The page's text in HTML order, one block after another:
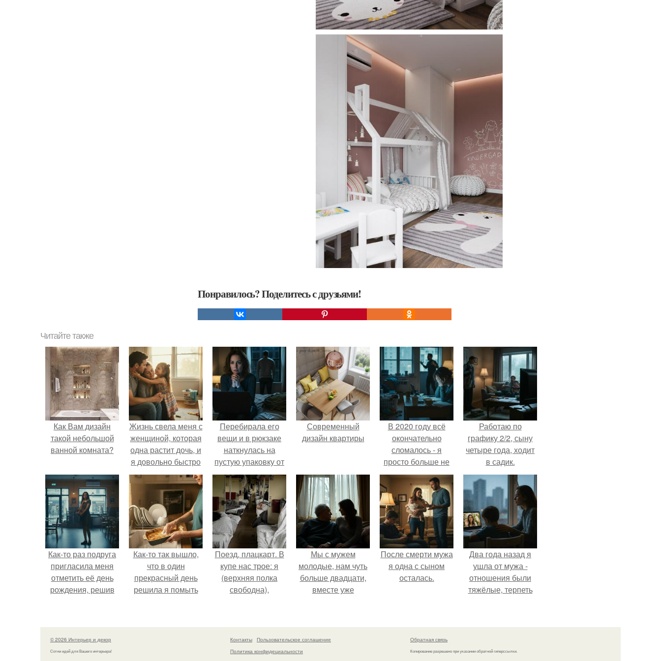
Понравилось? Поделитесь с друзьями!
Читайте также
Как Вам дизайн
такой небольшой
ванной комната?
Жизнь свела меня с
женщиной, которая
одна растит дочь, и
я довольно быстро
привязался к ним
обеим.
Перебирала его
вещи и в рюкзаке
наткнулась на
пустую упаковку от
каких-то таблеток.
Современный
дизайн квартиры
В 2020 году всё
окончательно
сломалось - я
просто больше не
тянула всё одна.
Работаю по
графику 2/2, сыну
четыре года, ходит
в садик.
Как-то раз подруга
пригласила меня
отметить её день
рождения, решив
Как-то так вышло,
что в один
прекрасный день
решила я помыть
покое.
Поезд, плацкарт. В
купе нас трое: я
(верхняя полка
свободна),
сорока с дочкой
примерно десяти.
Мы с мужем
молодые, нам чуть
больше двадцати,
вместе уже
- сыну всего год.
После смерти мужа
я одна с сыном
осталась.
Два года назад я
ушла от мужа -
отношения были
тяжёлые, терпеть
© 2026 Интерьер и декор
Сотни идей для Вашего интерьера!
Контакты
Пользовательское соглашение
Политика конфидециальности
Обратная связь
Копирование разрешено при указании обратной гиперссылки.